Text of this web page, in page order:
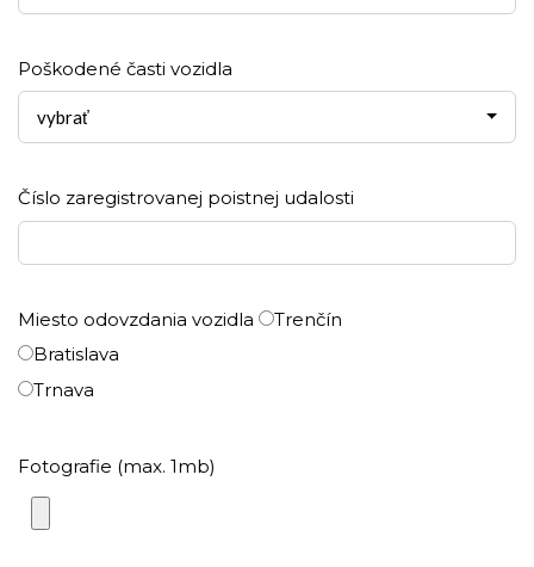
Poškodené časti vozidla
vybrať
Číslo zaregistrovanej poistnej udalosti
Miesto odovzdania vozidla
Trenčín
Bratislava
Trnava
Fotografie (max. 1mb)